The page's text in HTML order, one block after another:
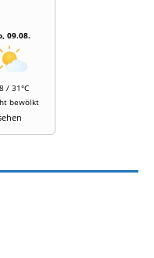
09.08.
/ 31°C
bewölkt